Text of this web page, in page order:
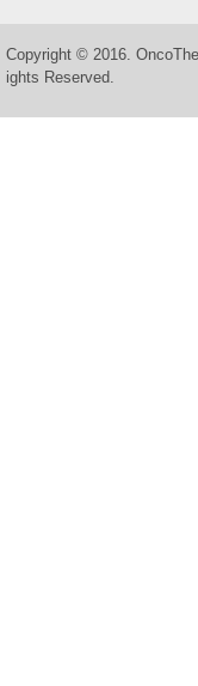
Copyright © 2016.
ights Reserved.